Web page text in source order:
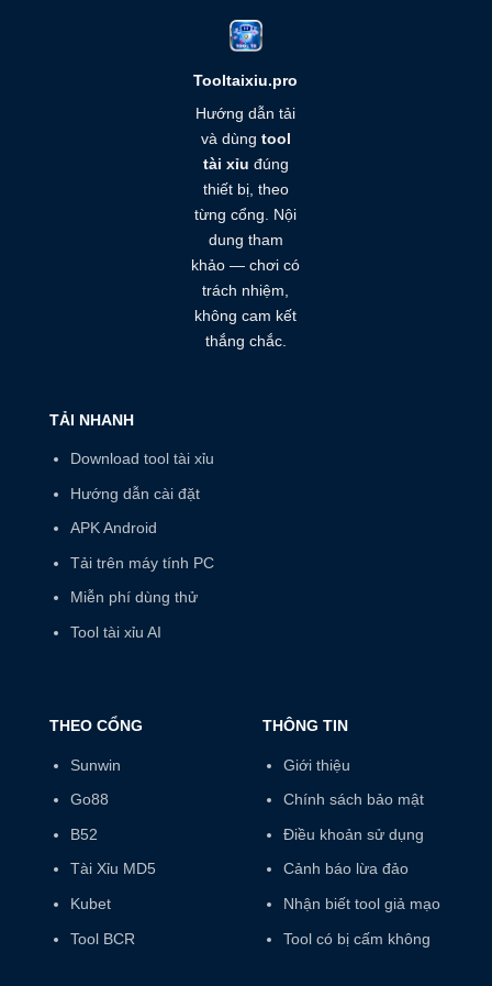
Tooltaixiu.pro
Hướng dẫn tải
và dùng tool
tài xỉu đúng
thiết bị, theo
từng cổng. Nội
dung tham
khảo — chơi có
trách nhiệm,
không cam kết
thắng chắc.
TẢI NHANH
Download tool tài xỉu
Hướng dẫn cài đặt
APK Android
Tải trên máy tính PC
Miễn phí dùng thử
Tool tài xỉu AI
THEO CỔNG
Sunwin
Go88
B52
Tài Xỉu MD5
Kubet
Tool BCR
THÔNG TIN
Giới thiệu
Chính sách bảo mật
Điều khoản sử dụng
Cảnh báo lừa đảo
Nhận biết tool giả mạo
Tool có bị cấm không